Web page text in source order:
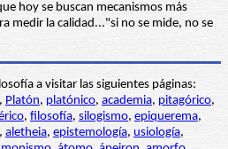
hoy se buscan mecanismos más
medir la calidad..."si no se mide, no se
a visitar las siguientes páginas:
, Platón, platónico, academia, pitagórico,
, filosofía, silogismo, epiquerema,
, aletheia, epistemología, usiología,